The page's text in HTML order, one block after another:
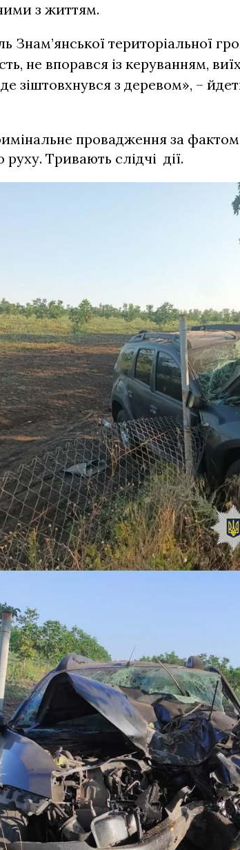
з життям.
Знам’янської територіальної
не впорався із керуванням,
зіштовхнувся з деревом», –
провадження за
Тривають слідчі дії.